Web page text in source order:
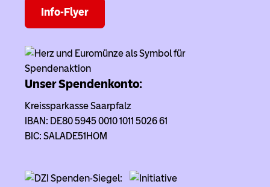
Info-Flyer
Unser Spendenkonto:
Kreissparkasse Saarpfalz
IBAN: DE80 5945 0010 1011 5026 61
BIC: SALADE51HOM